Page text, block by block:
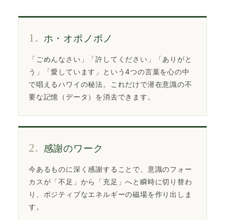
1. ホ・オポノポノ
「ごめんなさい」「許してください」「ありがと
う」「愛しています」という4つの言葉を心の中
で唱えるハワイの秘法。これだけで潜在意識の不
要な記憶（データ）を消去できます。
2. 感謝のワーク
今あるものに深く感謝することで、意識のフォー
カスが「不足」から「充足」へと瞬時に切り替わ
り、ポジティブなエネルギーの磁場を作り出しま
す。